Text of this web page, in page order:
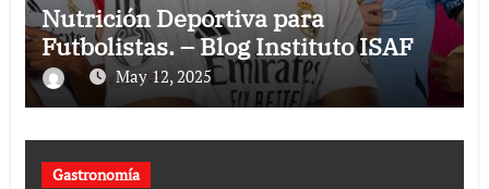
Nutrición Deportiva para
Futbolistas. – Blog Instituto ISAF
May 12, 2025
Gastronomía